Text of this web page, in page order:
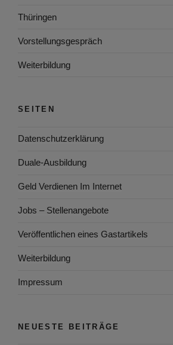
Thüringen
Vorstellungsgespräch
Weiterbildung
SEITEN
Datenschutzerklärung
Duale-Ausbildung
Geld Verdienen Im Internet
Jobs – Stellenangebote
Veröffentlichen eines Gastartikels
Weiterbildung
Impressum
NEUESTE BEITRÄGE